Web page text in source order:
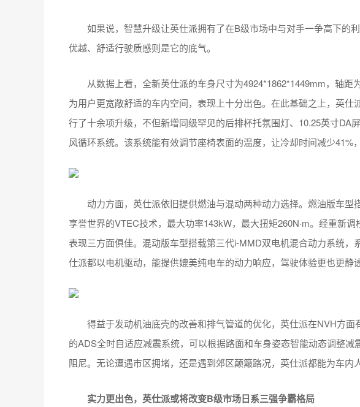
如果说，智慧升级让英仕派拥有了在B级市场中与对手一争高下的
优越、舒适行驶质感则是它的底气。
从数据上看，全新英仕派的车身尺寸为4924*1862*1449mm，轴距
为用户更宽敞舒适的车内空间，表现上十分出色。在此基础之上，英
行了十余项升级，不但新增同级罕见的后排杯托氛围灯、10.25英寸DA
风循环系统。该系统能有效调节座椅表面的温度，让冷却时间减少41%
动力方面，英仕派依旧提供燃油与混动两种动力选择。燃油版车型
享誉世界的VTEC技术，最大功率143kW，最大扭矩260N·m。经重新
表现三方面俱佳。混动版车型搭载第三代i-MMD双电机混合动力系统，
仕派都以电机驱动，能提供媲美纯电车的动力响应，驾驶体验更也更静
得益于发动机油底壳的改善和排气管道的优化，英仕派在NVH方面
的ADS全时自适应减震系统，可以根据路面和车身姿态智能动态调整
阻尼。无论遭遇市区拥堵，还是遇到郊区颠簸路况，英仕派都能为车内
实力更出色，英仕派或将改变B级市场日系三强争霸格局